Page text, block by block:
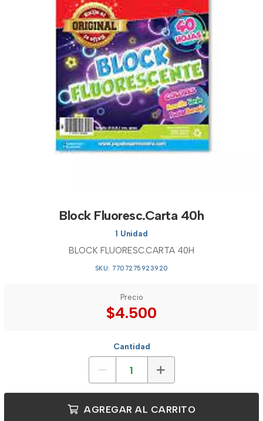
Block Fluoresc.Carta 40h
1 Unidad
BLOCK FLUORESC.CARTA 40H
SKU: 7707275923920
Precio
$4.500
Cantidad
AGREGAR AL CARRITO